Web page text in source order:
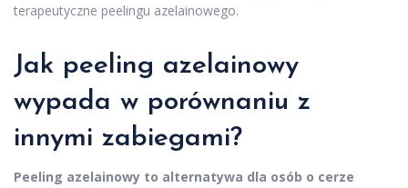
terapeutyczne peelingu azelainowego.
Jak peeling azelainowy
wypada w porównaniu z
innymi zabiegami?
Peeling azelainowy to alternatywa dla osób o cerze